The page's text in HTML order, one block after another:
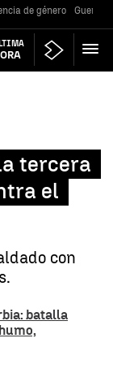
de género Guerra
tercera
el
con
batalla